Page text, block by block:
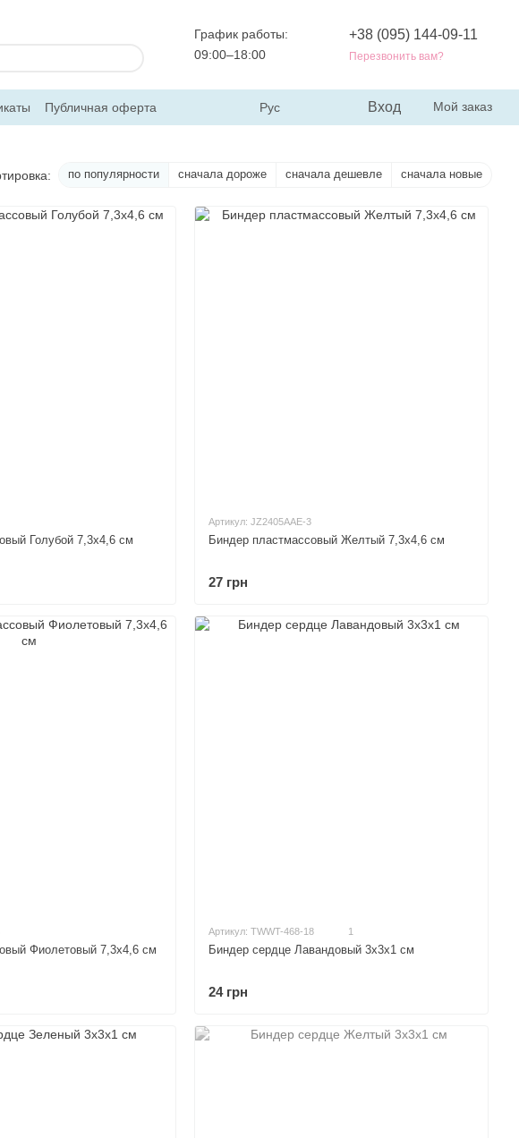
График работы:
09:00–18:00
+38 (095) 144-09-11
Перезвонить вам?
Публичная оферта
Рус Вход Мой заказ
по популярности сначала дороже сначала дешевле сначала новые
Голубой 7,3х4,6 см
Артикул: JZ2405AAE-3
Биндер пластмассовый Желтый 7,3х4,6 см
27 грн
Фиолетовый 7,3х4,6 см
Артикул: TWWT-468-18 1
Биндер сердце Лавандовый 3х3х1 см
24 грн